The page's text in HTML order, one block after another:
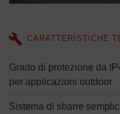
CARATTERISTICHE
Grado di protezione da
per applicazioni outdoor
Sistema di sbarre